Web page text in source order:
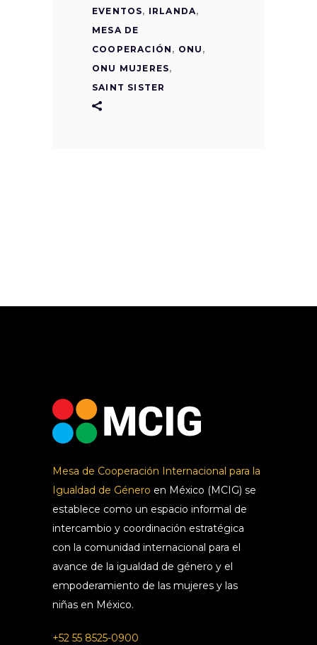
EVENTOS, IRLANDA,
MESA DE
COOPERACIÓN , ONU ,
ONU MUJERES,
SAINT SISTER
Mesa de Cooperación Internacional para la
Igualdad de Género en México (MCIG) se
establece como un espacio informal de
intercambio y coordinación estratégica
con la comunidad internacional para el
avance de la igualdad de género y el
empoderamiento de las mujeres y las
niñas en México.
+52 55 8525-0900